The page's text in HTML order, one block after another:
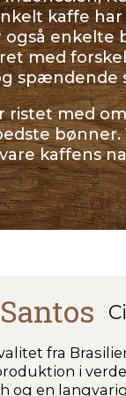
kaffe har
også enkelte
med
spændende
ristet med
bønner.
kaffens
fra
i
og en